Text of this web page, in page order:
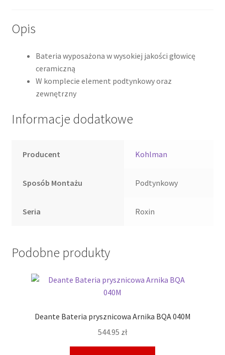
Opis
Bateria wyposażona w wysokiej jakości głowicę
ceramiczną
W komplecie element podtynkowy oraz
zewnętrzny
Informacje dodatkowe
Producent Kohlman
Sposób Montażu Podtynkowy
Seria Roxin
Podobne produkty
Deante Bateria prysznicowa Arnika BQA 040M
544.95 zł